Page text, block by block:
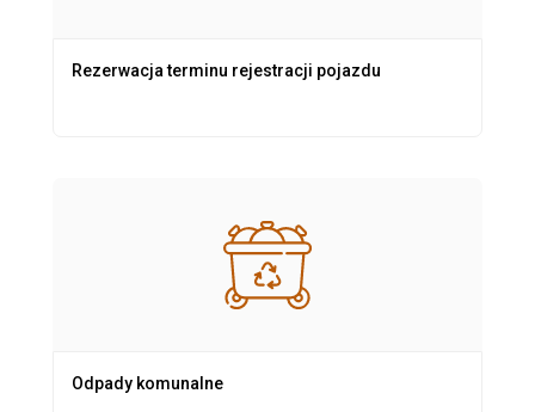
Rezerwacja terminu rejestracji pojazdu
Odpady komunalne